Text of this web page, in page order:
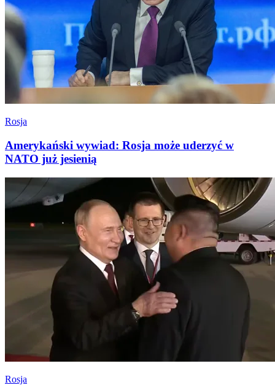
Rosja
Amerykański wywiad: Rosja może uderzyć w
NATO już jesienią
Rosja